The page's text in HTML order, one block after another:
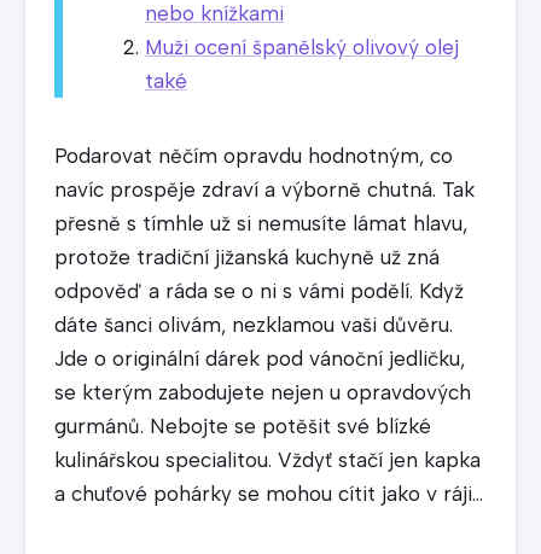
nebo knížkami
Muži ocení španělský olivový olej
také
Podarovat něčím opravdu hodnotným, co
navíc prospěje zdraví a výborně chutná. Tak
přesně s tímhle už si nemusíte lámat hlavu,
protože tradiční jižanská kuchyně už zná
odpověď a ráda se o ni s vámi podělí. Když
dáte šanci olivám, nezklamou vaši důvěru.
Jde o originální dárek pod vánoční jedličku,
se kterým zabodujete nejen u opravdových
gurmánů. Nebojte se potěšit své blízké
kulinářskou specialitou. Vždyť stačí jen kapka
a chuťové pohárky se mohou cítit jako v ráji…